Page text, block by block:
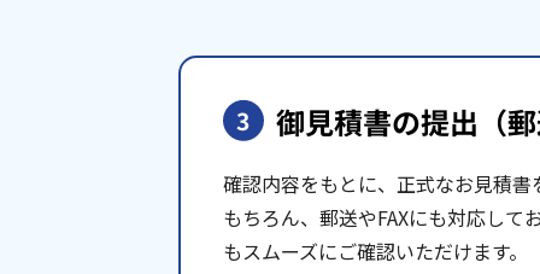
3 御見積書の提出 （
確認内容をもとに、正式なお見積
もちろん、郵送やFAXにも対応し
もスムーズにご確認いただけます。